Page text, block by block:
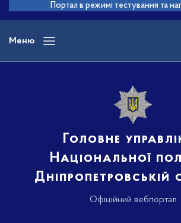
основного
вмісту
Портал в режимі тестування та
Меню
Головне
Національної
Дніпропетровській
Офіційний вебпортал